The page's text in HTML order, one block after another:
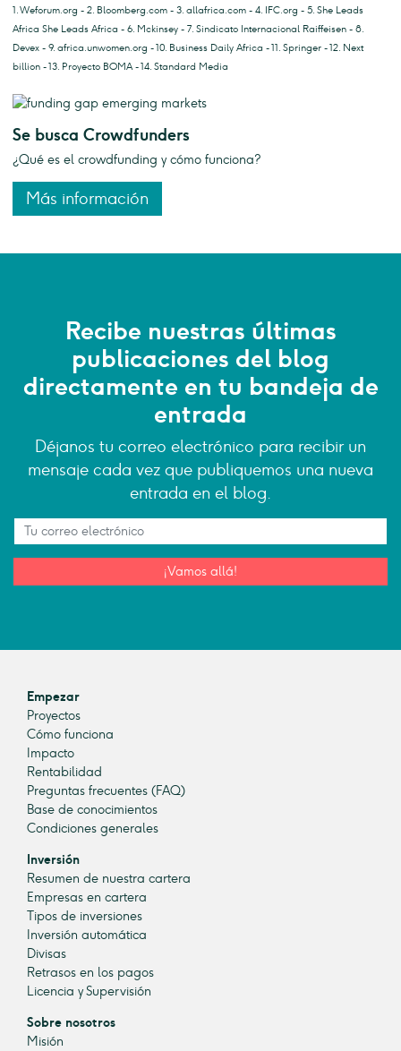
1. Weforum.org - 2. Bloomberg.com - 3. allafrica.com - 4. IFC.org - 5. She Leads
Africa She Leads Africa - 6. Mckinsey - 7. Sindicato Internacional Raiffeisen - 8.
Devex - 9. africa.unwomen.org - 10. Business Daily Africa - 11. Springer - 12. Next
billion - 13. Proyecto BOMA - 14. Standard Media
Se busca Crowdfunders
¿Qué es el crowdfunding y cómo funciona?
Más información
Recibe nuestras últimas
publicaciones del blog
directamente en tu bandeja de
entrada
Déjanos tu correo electrónico para recibir un
mensaje cada vez que publiquemos una nueva
entrada en el blog.
¡Vamos allá!
Empezar
Proyectos
Cómo funciona
Impacto
Rentabilidad
Preguntas frecuentes (FAQ)
Base de conocimientos
Condiciones generales
Inversión
Resumen de nuestra cartera
Empresas en cartera
Tipos de inversiones
Inversión automática
Divisas
Retrasos en los pagos
Licencia y Supervisión
Sobre nosotros
Misión